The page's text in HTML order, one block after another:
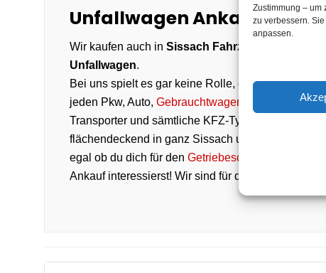
Zustimmung – um
zu verbessern.
anpassen.
Unfallwagen Ankauf in
Wir kaufen auch in Sissach Fahrzeuge mit Mängel
Unfallwagen.
Bei uns spielt es gar keine Rolle, ob dein Auto
jeden Pkw, Auto, Gebrauchtwagen-Verkäufer der
Transporter und sämtliche KFZ-Typen und
flächendeckend in ganz Sissach und der näheren
egal ob du dich für den Getriebeschaden Ankauf
,
Ankauf interessierst! Wir sind für dich da in